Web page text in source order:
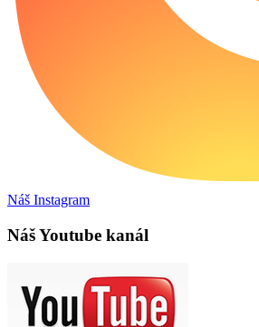
Náš Instagram
Náš Youtube kanál